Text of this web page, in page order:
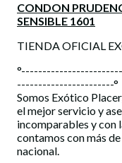
CONDON
SENSIBLE 1601
TIENDA OFICIAL
-----------------------°
Somos Exótico
el mejor servicio y
incomparables y con
contamos con más
nacional.